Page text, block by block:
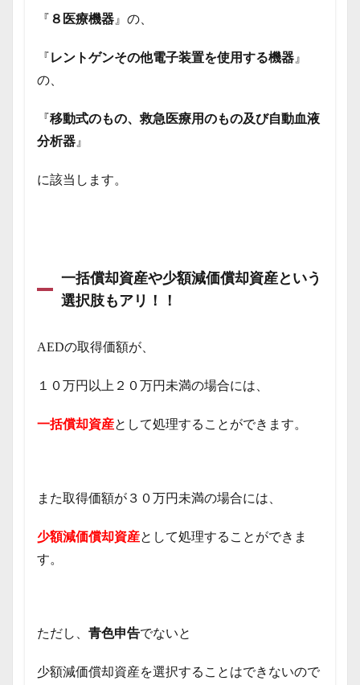
『 ８医療機器 』の、
『レントゲンその他電子装置を使用する機器 』
の、
『移動式のもの、救急医療用のもの及び自動血液
分析器 』
に該当します。
一括償却資産や少額減価償却資産という
選択肢もアリ！！
AEDの取得価額が、
１０万円以上２０万円未満の場合には、
一括償却資産として処理することができます。
また取得価額が３０万円未満の場合には、
少額減価償却資産として処理することができま
す。
ただし、 青色申告でないと
少額減価償却資産を選択することはできないので